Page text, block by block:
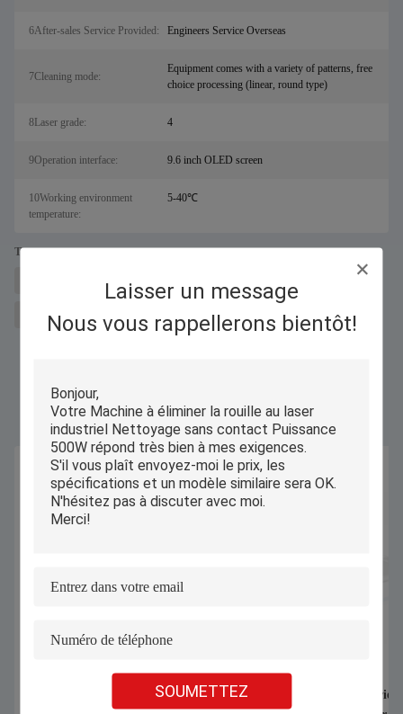
Laisser un message
Nous vous rappellerons bientôt!
SOUMETTEZ
6After-sales Service Provided: Engineers Service Overseas
7Cleaning mode:
Equipment comes with a variety of patterns, free
choice processing (linear, round type)
8Laser grade: 4
9Operation interface: 9.6 inch OLED screen
10Working environment
temperature:
5-40℃
Tags:
machine à découper les métaux au laser pour sal
système de nettoyage laser
Produits Semblables
1070nm 1000W 1500W Machine de
Coupeuse